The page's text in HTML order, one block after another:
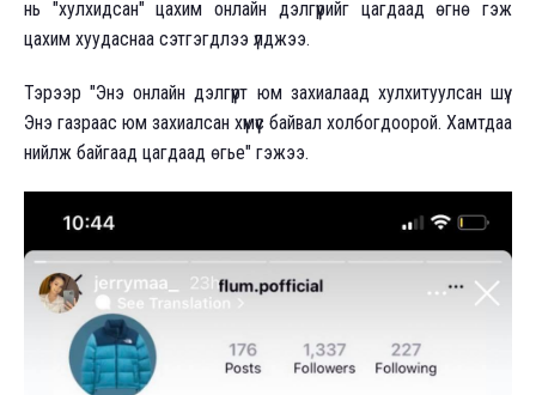
нь "хулхидсан" цахим онлайн дэлгүүрийг цагдаад өгнө гэж
цахим хуудаснаа сэтгэгдлээ үлджээ.
Тэрээр "Энэ онлайн дэлгүүрт юм захиалаад хулхитуулсан шүү.
Энэ газраас юм захиалсан хүмүүс байвал холбогдоорой. Хамтдаа
нийлж байгаад цагдаад өгье" гэжээ.